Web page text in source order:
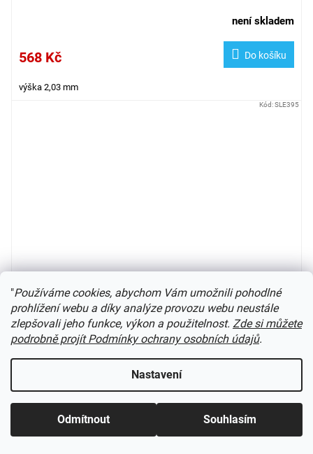
"Používáme cookies, abychom Vám umožnili pohodlné
prohlížení webu a díky analýze provozu webu neustále
zlepšovali jeho funkce, výkon a použitelnost. Zde si můžete
podrobně projít Podmínky ochrany osobních údajů.
Nastavení
Odmítnout Souhlasím
není skladem
568 Kč Do košíku
výška 2,03 mm
N - výhybka PECO SL-E395 pravá střední 14° R 457 /
CODE 80
výška 2,03 mm
Kód:SLE395